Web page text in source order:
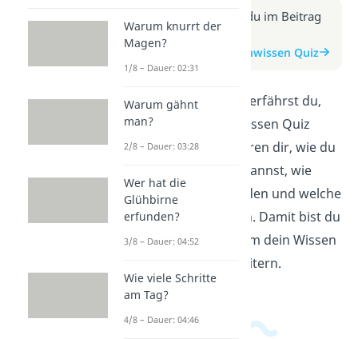
Weitere Infos erhältst du im Beitrag
zum Video
zum Beitrag: Allgemeinwissen Quiz
In diesem Erklärvideo erfährst du,
wie unser Allgemeinwissen Quiz
funktioniert. Wir erklären dir, wie du
Fragen beantworten kannst, wie
Punkte vergeben werden und welche
Themen dich erwarten. Damit bist du
bestens vorbereitet, um dein Wissen
zu testen und zu erweitern.
Warum knurrt der
Magen?
1/8 – Dauer: 02:31
Warum gähnt
man?
2/8 – Dauer: 03:28
Wer hat die
Glühbirne
erfunden?
3/8 – Dauer: 04:52
Wie viele Schritte
am Tag?
4/8 – Dauer: 04:46